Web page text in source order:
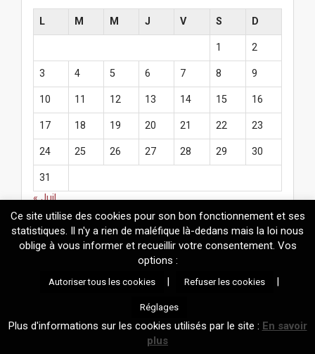
L M M J V S D
1 2
3 4 5 6 7 8 9
10 11 12 13 14 15 16
17 18 19 20 21 22 23
24 25 26 27 28 29 30
31
« Juil
Réalisation technique : Mickaël Adamadorassy |
Propulsé par
et un thème maison basé sur
consentement
Ce site utilise des cookies pour son bon fonctionnement et ses
statistiques. Il n'y a rien de maléfique là-dedans mais la loi nous
oblige à vous informer et recueillir votre consentement. Vos
options :
Autoriser tous les cookies | Refuser les cookies |
Réglages
Plus d'informations sur les cookies utilisés par le site : En savoir
plus